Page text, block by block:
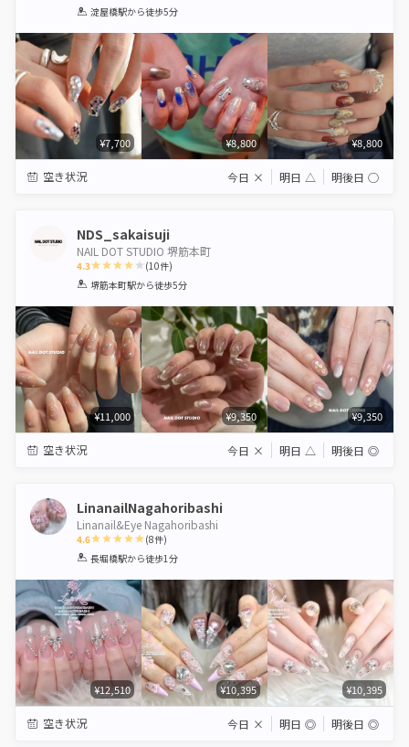
1 2 3 4 5
淀屋橋駅から徒歩5分
¥7,700 ¥8,800 ¥8,800
空き状況 今日 × 明日 △ 明後日 ◯
NDS_sakaisuji
NAIL DOT STUDIO 堺筋本町
4.3
1 2 3 4 5
(10件)
堺筋本町駅から徒歩5分
¥11,000 ¥9,350 ¥9,350
空き状況 今日 × 明日 △ 明後日 ◎
LinanailNagahoribashi
Linanail&Eye Nagahoribashi
4.6
1 2 3 4 5
(8件)
長堀橋駅から徒歩1分
¥12,510 ¥10,395 ¥10,395
空き状況 今日 × 明日 ◎ 明後日 ◎